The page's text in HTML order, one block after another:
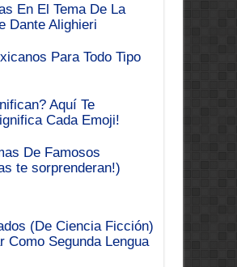
En El Tema De La
Dante Alighieri
Para Todo Tipo
Aquí Te
Cada Emoji!
De Famosos
te sorprenderan!)
(De Ciencia Ficción)
Como Segunda Lengua